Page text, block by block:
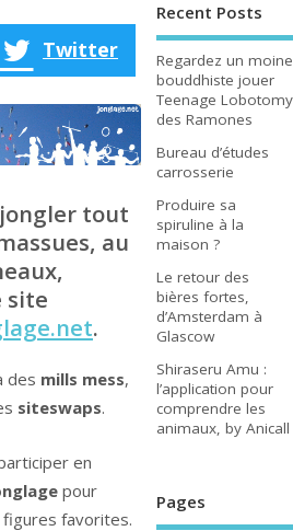
Twitter
tout
au
site
.
des mills mess,
siteswaps.
en
pour
favorites.
Recent Posts
Regardez un moine
bouddhiste jouer
Teenage Lobotomy
des Ramones
Bureau d’études
carrosserie
Produire sa
spiruline à la
maison ?
Le retour des
bières fortes,
d’Amsterdam à
Glascow
Shiraseru Amu :
l’application pour
comprendre les
animaux, by Anicall
Pages